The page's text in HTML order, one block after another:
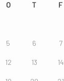
O T F
5 6 7
12 13 14